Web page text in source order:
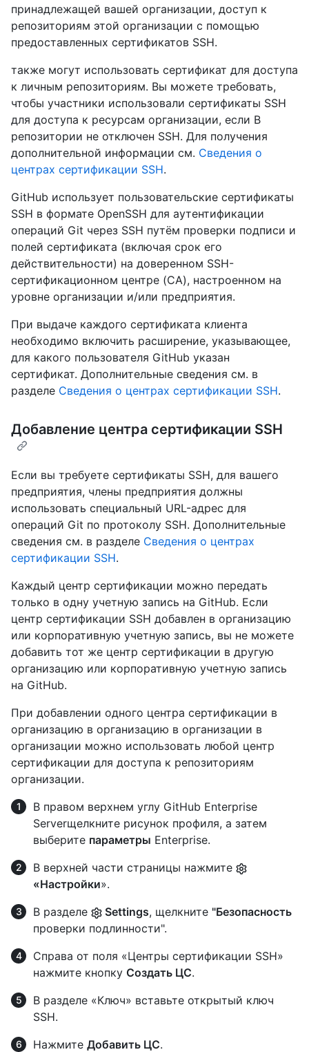
принадлежащей вашей организации, доступ к
репозиториям этой организации с помощью
предоставленных сертификатов SSH.
также могут использовать сертификат для доступа
к личным репозиториям. Вы можете требовать,
чтобы участники использовали сертификаты SSH
для доступа к ресурсам организации, если В
репозитории не отключен SSH. Для получения
дополнительной информации см. Сведения о
центрах сертификации SSH.
GitHub использует пользовательские сертификаты
SSH в формате OpenSSH для аутентификации
операций Git через SSH путём проверки подписи и
полей сертификата (включая срок его
действительности) на доверенном SSH-
сертификационном центре (CA), настроенном на
уровне организации и/или предприятия.
При выдаче каждого сертификата клиента
необходимо включить расширение, указывающее,
для какого пользователя GitHub указан
сертификат. Дополнительные сведения см. в
разделе Сведения о центрах сертификации SSH.
Добавление центра сертификации SSH
Если вы требуете сертификаты SSH, для вашего
предприятия, члены предприятия должны
использовать специальный URL-адрес для
операций Git по протоколу SSH. Дополнительные
сведения см. в разделе Сведения о центрах
сертификации SSH.
Каждый центр сертификации можно передать
только в одну учетную запись на GitHub. Если
центр сертификации SSH добавлен в организацию
или корпоративную учетную запись, вы не можете
добавить тот же центр сертификации в другую
организацию или корпоративную учетную запись
на GitHub.
При добавлении одного центра сертификации в
организацию в организацию в организации в
организации можно использовать любой центр
сертификации для доступа к репозиториям
организации.
В правом верхнем углу GitHub Enterprise
Serverщелкните рисунок профиля, а затем
выберите параметры Enterprise.
В верхней части страницы нажмите
«Настройки».
В разделе
Settings, щелкните "Безопасность
проверки подлинности".
Справа от поля «Центры сертификации SSH»
нажмите кнопку Создать ЦС.
В разделе «Ключ» вставьте открытый ключ
SSH.
Нажмите Добавить ЦС.